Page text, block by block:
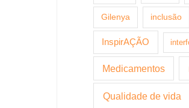
Gilenya inclusão
InspirAÇÃO
Medicamentos
Qualidade de vida